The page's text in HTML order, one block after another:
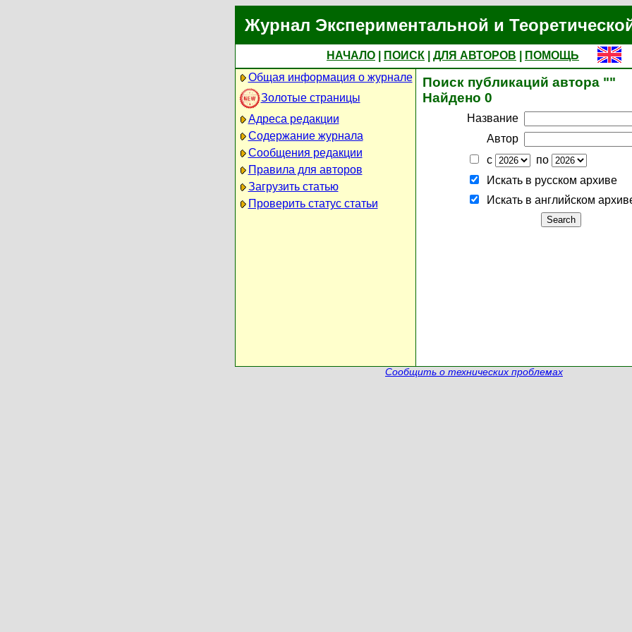
Журнал Экспериментальной и
НАЧАЛО ПОИСК ДЛЯ АВТОРОВ
ПОМОЩЬ
Общая информация о журнале
Золотые страницы
Адреса редакции
Содержание журнала
Сообщения редакции
Правила для авторов
Загрузить статью
Проверить статус статьи
Поиск публикаций автора ""
Найдено 0
Название
Автор
с
по
Искать в русском архиве
Искать в английском
Сообщить о технических проблемах